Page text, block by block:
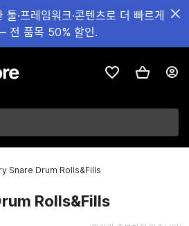
·프레임워크·콘텐츠로 더 빠르게
전 품목 50% 할인.
Snare Drum Rolls&Fills
Rolls&Fills